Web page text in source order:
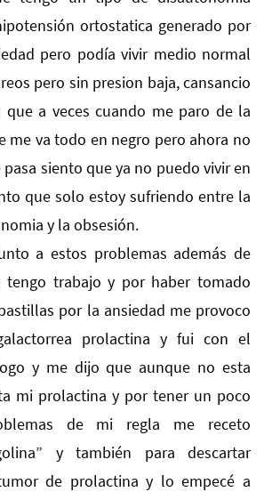
ortostatica generado por
pero podía vivir medio normal
pero sin presion baja, cansancio
que a veces cuando me paro de la
me va todo en negro pero ahora no
pasa siento que ya no puedo vivir en
que solo estoy sufriendo entre la
y la obsesión.
a estos problemas además de
tengo trabajo y por haber tomado
por la ansiedad me provoco
prolactina y fui con el
y me dijo que aunque no esta
mi prolactina y por tener un poco
de mi regla me receto
y también para descartar
de prolactina y lo empecé a